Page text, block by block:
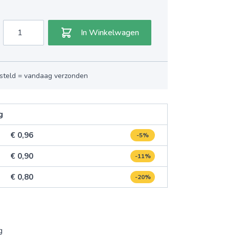
In Winkelwagen
= vandaag verzonden
€ 0,96 -5%
€ 0,90 -11%
€ 0,80 -20%